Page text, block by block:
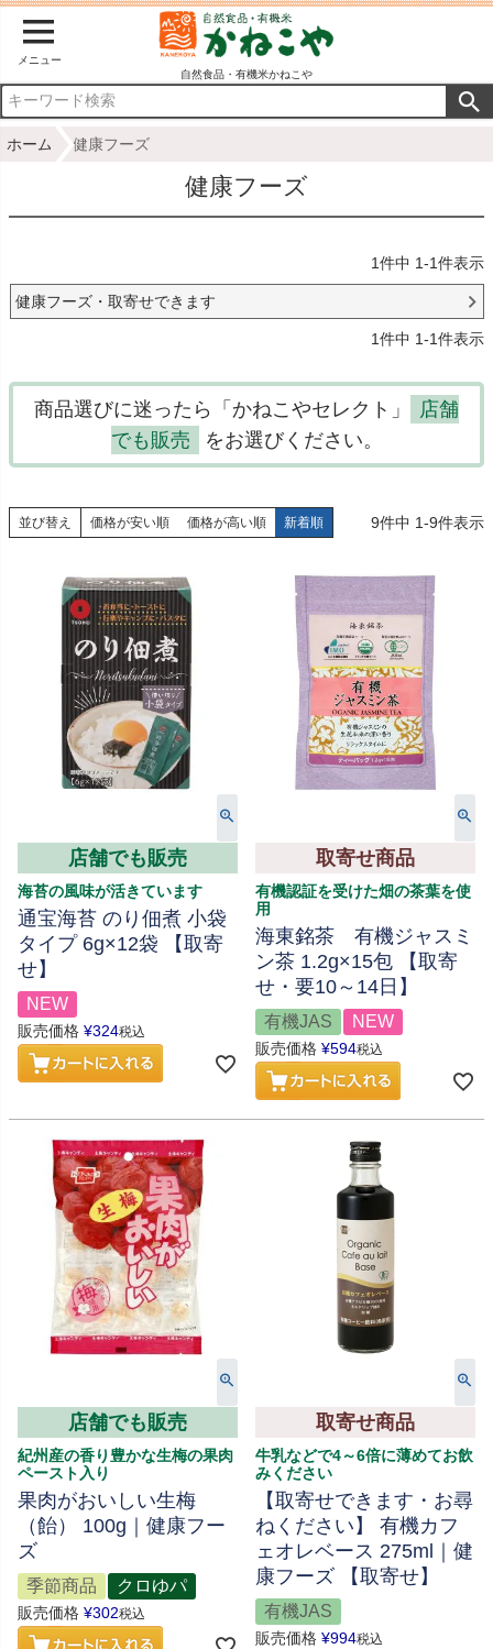
メニュー
自然食品・有機米かねこや
ホーム 健康フーズ
健康フーズ
1件中 1-1件表示
健康フーズ・取寄せできます
1件中 1-1件表示
商品選びに迷ったら「かねこやセレクト」
店舗
でも販売
をお選びください。
並び替え 価格が安い順 価格が高い順 新着順 9件中 1-9件表示
店舗でも販売
海苔の風味が活きています
通宝海苔 のり佃煮 小袋
タイプ 6g×12袋 【取寄
せ】
NEW
販売価格 ¥324税込
取寄せ商品
有機認証を受けた畑の茶葉を使
用
海東銘茶 有機ジャスミ
ン茶 1.2g×15包 【取寄
せ・要10～14日】
有機JAS NEW
販売価格 ¥594税込
店舗でも販売
紀州産の香り豊かな生梅の果肉
ペースト入り
果肉がおいしい生梅
（飴） 100g｜健康フー
ズ
季節商品 クロゆパ
販売価格 ¥302税込
取寄せ商品
牛乳などで4～6倍に薄めてお飲
みください
【取寄せできます・お尋
ねください】 有機カフ
ェオレベース 275ml｜健
康フーズ 【取寄せ】
有機JAS
販売価格 ¥994税込